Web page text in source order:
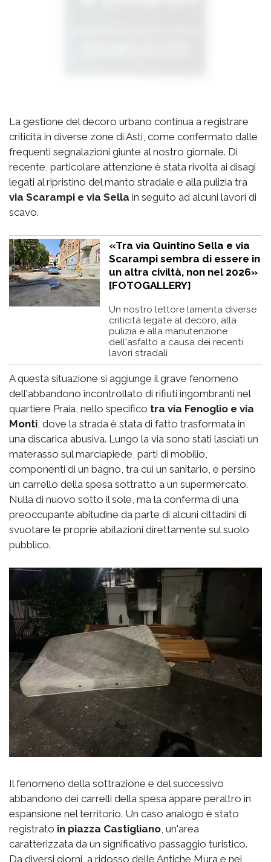
La gestione del decoro urbano continua a registrare
criticità in diverse zone di Asti, come confermato dalle
frequenti segnalazioni giunte al nostro giornale. Di
recente, particolare attenzione è stata rivolta ai disagi
legati al ripristino del manto stradale e alla pulizia tra
via Scarampi e via Sella in seguito ad alcuni lavori di
scavo.
«Tra via Quintino Sella e via
Scarampi sembra di essere in
un altra civiltà, non nel 2026»
[FOTOGALLERY]
Un nostro lettore lamenta diverse
criticità legate al decoro, alla
pulizia e alla manutenzione
dell'asfalto a causa dei recenti
lavori stradali
A questa situazione si aggiunge il grave fenomeno
dell'abbandono incontrollato di rifiuti ingombranti nel
quartiere Praia, nello specifico tra via Fenoglio e via
Monti , dove la strada è stata di fatto trasformata in
una discarica abusiva. Lungo la via sono stati lasciati un
materasso sul marciapiede, parti di mobilio,
componenti di un bagno, tra cui un sanitario, e persino
un carrello della spesa sottratto a un supermercato.
Nulla di nuovo sotto il sole, ma la conferma di una
preoccupante abitudine da parte di alcuni cittadini di
svuotare le proprie abitazioni direttamente sul suolo
pubblico.
Il fenomeno della sottrazione e del successivo
abbandono dei carrelli della spesa appare peraltro in
espansione nel territorio. Un caso analogo è stato
registrato in piazza Castigliano, un'area
caratterizzata da un significativo passaggio turistico.
Da diversi giorni, a ridosso delle Antiche Mura e nei